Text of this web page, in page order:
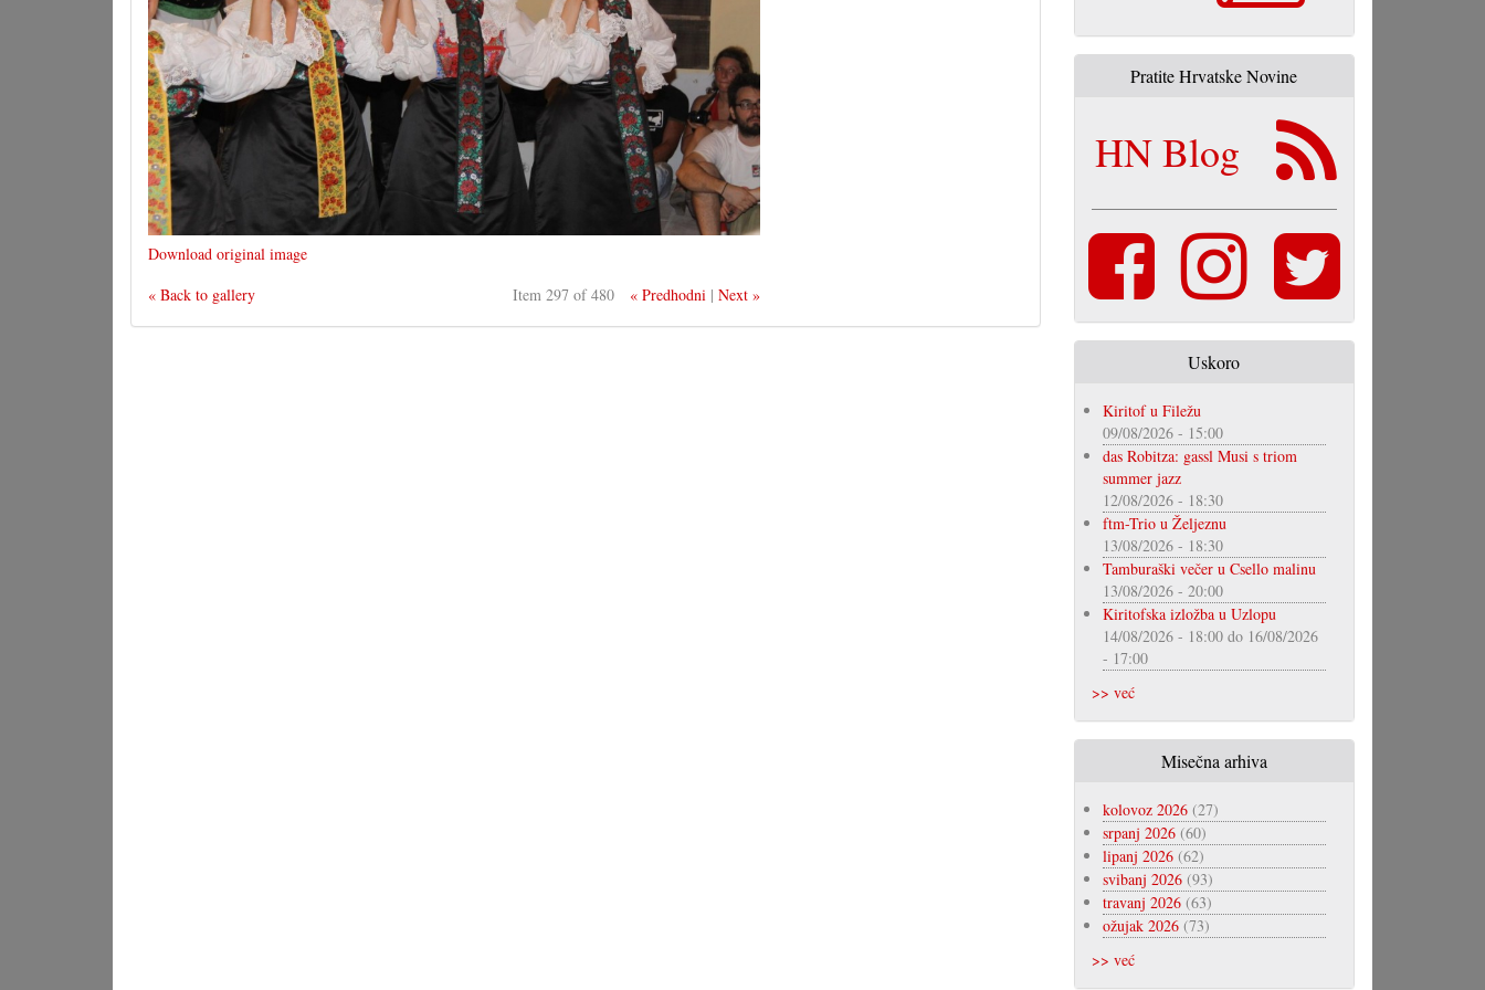
Download original image
« Back to gallery
Item 297 of 480 « Predhodni |Next »
Pratite Hrvatske Novine
HN Blog
Uskoro
Kiritof u Filežu
09/08/2026 - 15:00
das Robitza: gassl Musi s triom
summer jazz
12/08/2026 - 18:30
ftm-Trio u Željeznu
13/08/2026 - 18:30
Tamburaški večer u Csello malinu
13/08/2026 - 20:00
Kiritofska izložba u Uzlopu
14/08/2026 - 18:00do 16/08/2026
- 17:00
>> već
Misečna arhiva
kolovoz 2026(27)
srpanj 2026(60)
lipanj 2026(62)
svibanj 2026(93)
travanj 2026(63)
ožujak 2026(73)
>> već